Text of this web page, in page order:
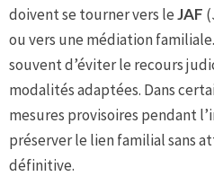
doivent se tourner vers leJAF
ou vers une médiation
souvent d’éviter le recours
modalités adaptées. Dans
mesures provisoires pendant
préserver le lien familial sans
définitive.